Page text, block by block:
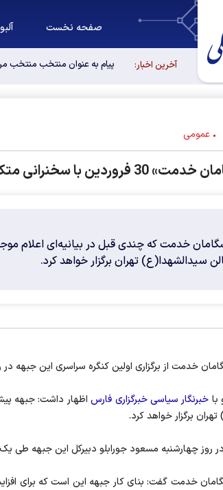
صفحه نخست
آخرین اخبار: پیام به عنوان منتخب منتخب
عمومی
با سخنرانی متکی برگزار می‌شود
سیدالشهدا(ع) تهران برگزار خواهد کرد.
برگزاری اولین کنگره سراسری این جبهه در روز جمعه 30 فروردین با سخنرانی
خبرنگار سیاسی خبرگزاری فارس
برگزار خواهد کرد.
مسعود جورابلو دبیرکل این جبهه طی یک نشست خبری از ساعت 14 اهداف برگزاری این کنگره و
خدمت گفت: بنای کار جبهه این است که برای